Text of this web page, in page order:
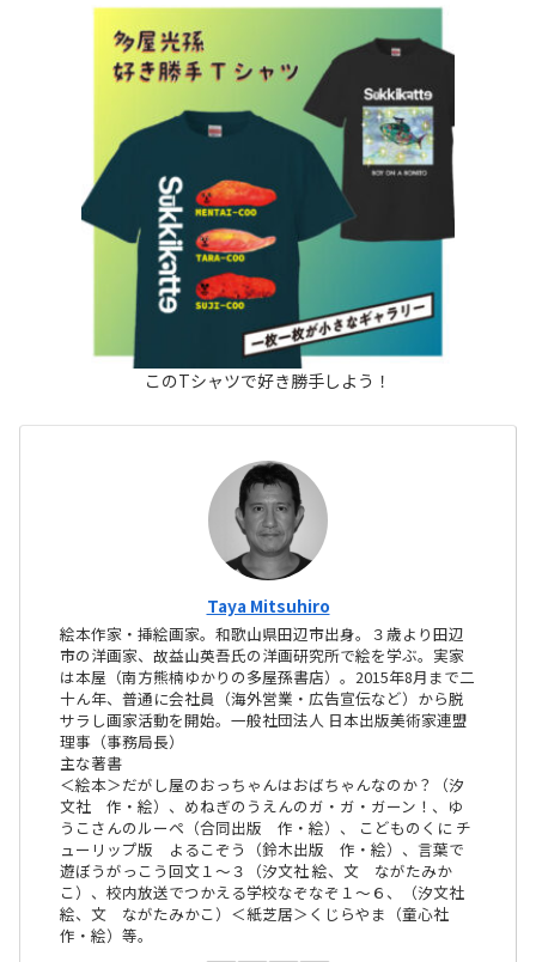
このTシャツで好き勝手しよう！
Taya Mitsuhiro
絵本作家・挿絵画家。和歌山県田辺市出身。３歳より田辺
市の洋画家、故益山英吾氏の洋画研究所で絵を学ぶ。実家
は本屋（南方熊楠ゆかりの多屋孫書店）。2015年8月まで二
十ん年、普通に会社員（海外営業・広告宣伝など）から脱
サラし画家活動を開始。一般社団法人 日本出版美術家連盟
理事（事務局長）
主な著書
＜絵本＞だがし屋のおっちゃんはおばちゃんなのか？（汐
文社 作・絵）、めねぎのうえんのガ・ガ・ガーン！、ゆ
うこさんのルーペ（合同出版 作・絵）、 こどものくに チ
ューリップ版 よるこぞう（鈴木出版 作・絵）、言葉で
遊ぼうがっこう回文１〜３（汐文社 絵、文 ながたみか
こ）、校内放送でつかえる学校なぞなぞ１〜６、（汐文社
絵、文 ながたみかこ）＜紙芝居＞くじらやま（童心社
作・絵）等。